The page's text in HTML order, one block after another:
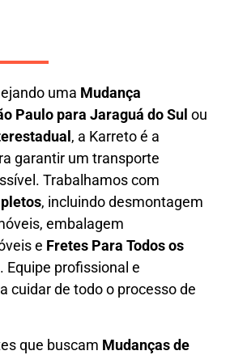
uma Mudança
Paulo para Jaraguá do Sul ou
, a Karretoé a
garantir um transporte
Trabalhamos com
, incluindodesmontagem
, embalagem
e Fretes Para Todos os
. Equipe profissional e
cuidar de todo o processo de
que buscam Mudançasde